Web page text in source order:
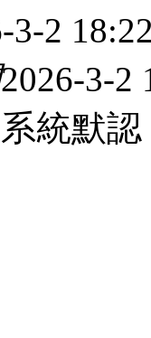
3-2
2026-3-2
統默認